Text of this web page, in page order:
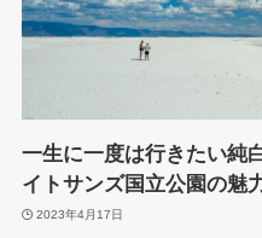
一生に一度は行きたい
イトサンズ国立公園の魅
2023年4月17日